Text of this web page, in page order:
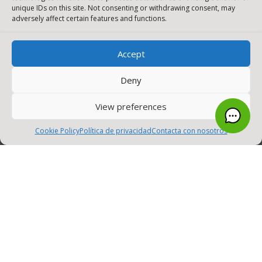
unique IDs on this site. Not consenting or withdrawing consent, may
adversely affect certain features and functions.
Accept
Deny
View preferences
Cookie PolicyPolítica de privacidadContacta con nosotros
WIFI – LAN inalámbrica
Seguridad DNS – Cisco Umbrella
Compra y Renovación de Licencias